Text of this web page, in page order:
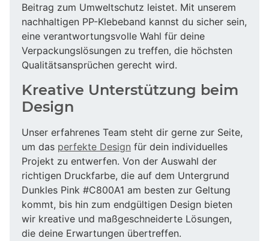
Beitrag zum Umweltschutz leistet. Mit unserem
nachhaltigen PP-Klebeband kannst du sicher sein,
eine verantwortungsvolle Wahl für deine
Verpackungslösungen zu treffen, die höchsten
Qualitätsansprüchen gerecht wird.
Kreative Unterstützung beim
Design
Unser erfahrenes Team steht dir gerne zur Seite,
um das perfekte Design für dein individuelles
Projekt zu entwerfen. Von der Auswahl der
richtigen Druckfarbe, die auf dem Untergrund
Dunkles Pink #C800A1 am besten zur Geltung
kommt, bis hin zum endgültigen Design bieten
wir kreative und maßgeschneiderte Lösungen,
die deine Erwartungen übertreffen.